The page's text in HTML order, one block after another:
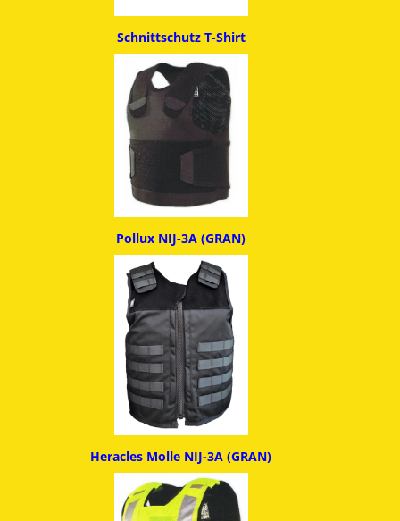
Schnittschutz T-Shirt
Pollux NIJ-3A (GRAN)
Heracles Molle NIJ-3A (GRAN)